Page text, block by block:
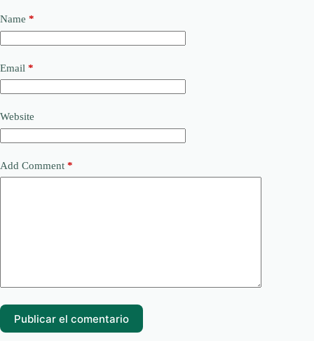
Name *
Email *
Website
Add Comment *
Publicar el comentario